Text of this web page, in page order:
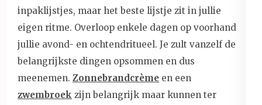
inpaklijstjes, maar het beste lijstje zit in jullie
eigen ritme. Overloop enkele dagen op voorhand
jullie avond- en ochtendritueel. Je zult vanzelf de
belangrijkste dingen opsommen en dus
meenemen. Zonnebrandcrème en een
zwembroek zijn belangrijk maar kunnen ter